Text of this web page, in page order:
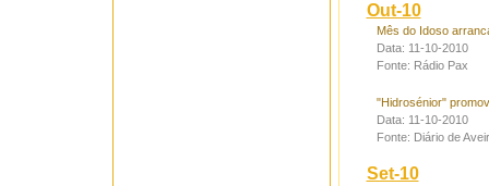
Out-10
Mês do Idoso
Data: 11-10-2010
Fonte: Rádio Pax
"Hidrosénior"
Data: 11-10-2010
Fonte: Diário de
Set-10